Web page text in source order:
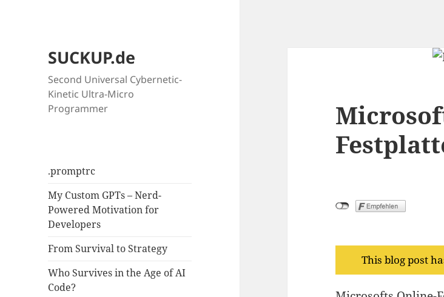
SUCKUP.de
Second Universal Cybernetic-
Kinetic Ultra-Micro
Programmer
.promptrc
My Custom GPTs – Nerd-
Powered Motivation for
Developers
From Survival to Strategy
Who Survives in the Age of AI
Code?
This blog post